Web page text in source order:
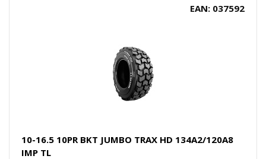
EAN: 037592
10-16.5 10PR BKT JUMBO TRAX HD 134A2/120A8
IMP TL